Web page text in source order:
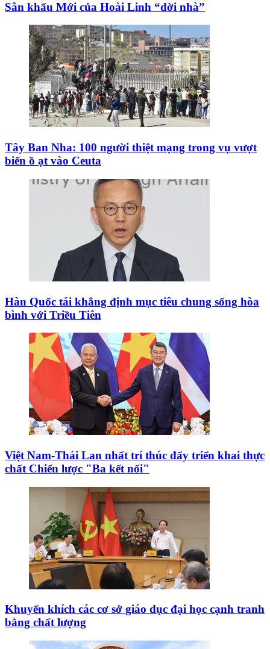
Sân khấu Mới của Hoài Linh “dời nhà”
Tây Ban Nha: 100 người thiệt mạng trong vụ vượt
biển ồ ạt vào Ceuta
Hàn Quốc tái khẳng định mục tiêu chung sống hòa
bình với Triều Tiên
Việt Nam-Thái Lan nhất trí thúc đẩy triển khai thực
chất Chiến lược "Ba kết nối"
Khuyến khích các cơ sở giáo dục đại học cạnh tranh
bằng chất lượng